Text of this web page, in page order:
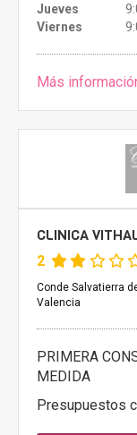
Jueves
Viernes
Más
CLINICA
2
Conde Salvatierra
Valencia
PRIMERA
MEDIDA
Presupuestos